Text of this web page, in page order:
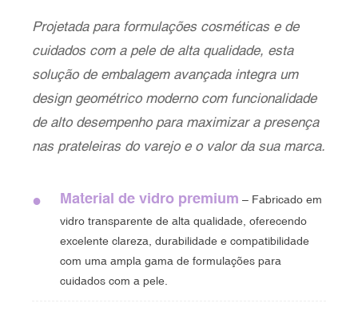
Projetada para formulações cosméticas e de
cuidados com a pele de alta qualidade, esta
solução de embalagem avançada integra um
design geométrico moderno com funcionalidade
de alto desempenho para maximizar a presença
nas prateleiras do varejo e o valor da sua marca.
● Material de vidro premium – Fabricado em
vidro transparente de alta qualidade, oferecendo
excelente clareza, durabilidade e compatibilidade
com uma ampla gama de formulações para
cuidados com a pele.